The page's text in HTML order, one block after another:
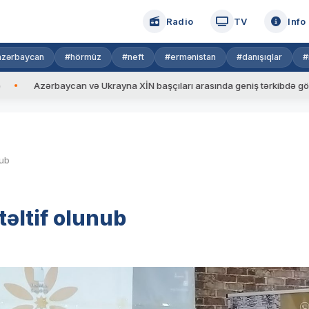
Radio TV Info
#hörmüz #neft #ermənistan #danışıqlar
Ukrayna XİN başçıları arasında geniş tərkibdə görüş keçirilib
olunub